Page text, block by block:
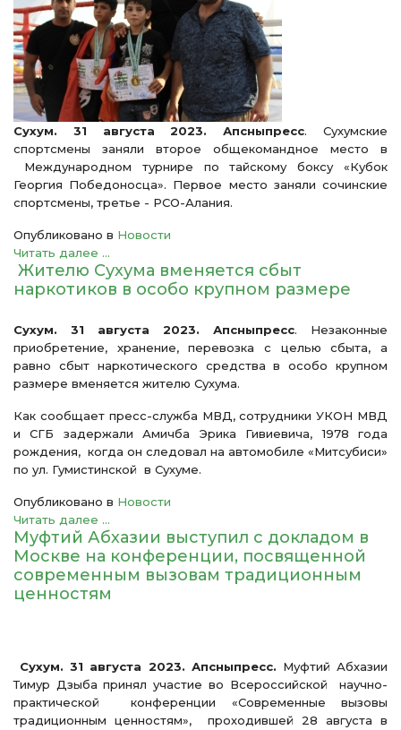
Сухум. 31 августа 2023. Апсныпресс. Сухумские
спортсмены заняли второе общекомандное место в
Международном турнире по тайскому боксу «Кубок
Георгия Победоносца». Первое место заняли сочинские
спортсмены, третье - РСО-Алания.
Опубликовано в Новости
Читать далее ...
Жителю Сухума вменяется сбыт
наркотиков в особо крупном размере
Сухум. 31 августа 2023. Апсныпресс. Незаконные
приобретение, хранение, перевозка с целью сбыта, а
равно сбыт наркотического средства в особо крупном
размере вменяется жителю Сухума.
Как сообщает пресс-служба МВД, сотрудники УКОН МВД
и СГБ задержали Амичба Эрика Гивиевича, 1978 года
рождения, когда он следовал на автомобиле «Митсубиси»
по ул. Гумистинской в Сухуме.
Опубликовано в Новости
Читать далее ...
Муфтий Абхазии выступил с докладом в
Москве на конференции, посвященной
современным вызовам традиционным
ценностям
Сухум. 31 августа 2023. Апсныпресс. Муфтий Абхазии
Тимур Дзыба принял участие во Всероссийской научно-
практической конференции «Современные вызовы
традиционным ценностям», проходившей 28 августа в